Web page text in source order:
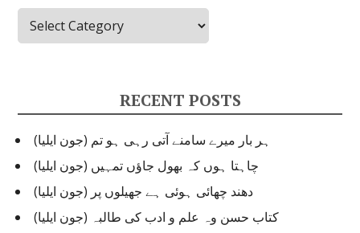
i
RECENT POSTS
ہر بار میرے سامنے آتی رہی ہو تم (جون ایلیا)
چاہتا ہوں کہ بھول جاؤں تمہیں (جون ایلیا)
دھند چھائی ہوئی ہے جھیلوں پر (جون ایلیا)
کتاب حسن وہ علم و ادب کی طالبہ (جون ایلیا)